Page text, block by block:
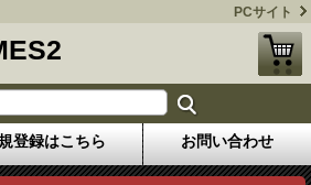
PCサイト
登録はこちら お問い合わせ